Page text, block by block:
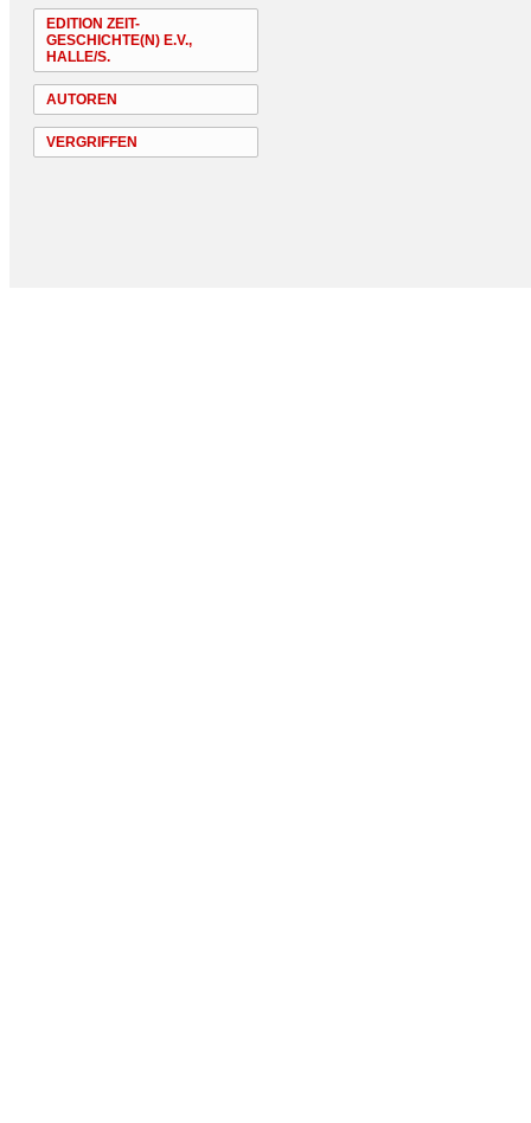
EDITION ZEIT-
GESCHICHTE(N) E.V.,
HALLE/S.
AUTOREN
VERGRIFFEN